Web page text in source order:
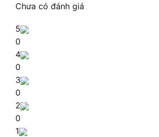
Chưa có đánh giá
5
0
4
0
3
0
2
0
1